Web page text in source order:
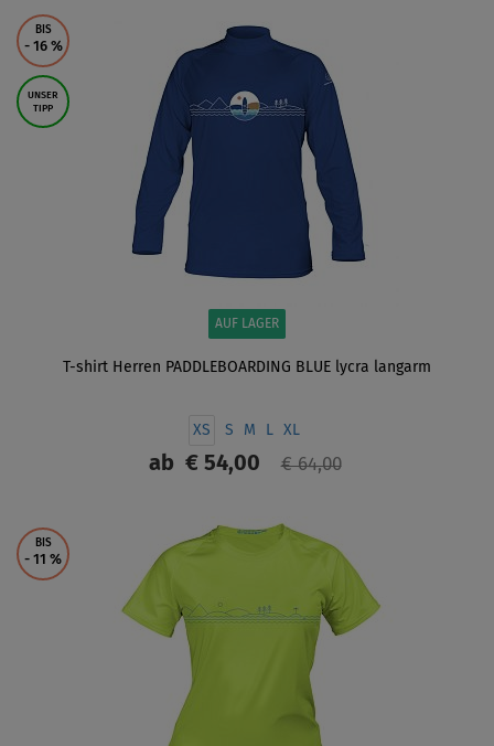
BIS
- 16 %
UNSER
TIPP
AUF LAGER
T-shirt Herren PADDLEBOARDING BLUE lycra langarm
XS S M L XL
ab€ 54,00 € 64,00
ANZEIGEN
BIS
- 11 %